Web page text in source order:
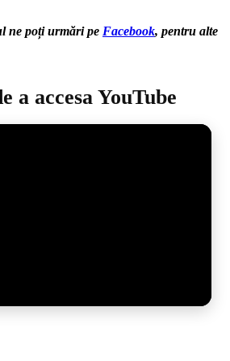
ne poți urmări pe Facebook, pentru alte
a accesa YouTube